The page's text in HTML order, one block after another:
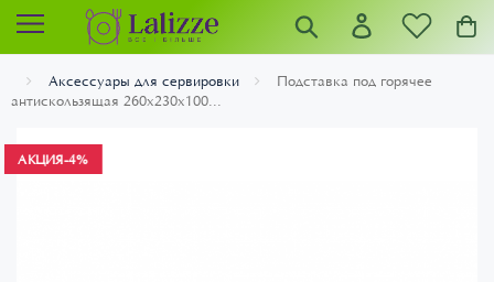
Аксессуары для сервировки
Подставка под горячее
антискользящая 260x230x100...
АКЦИЯ-4%